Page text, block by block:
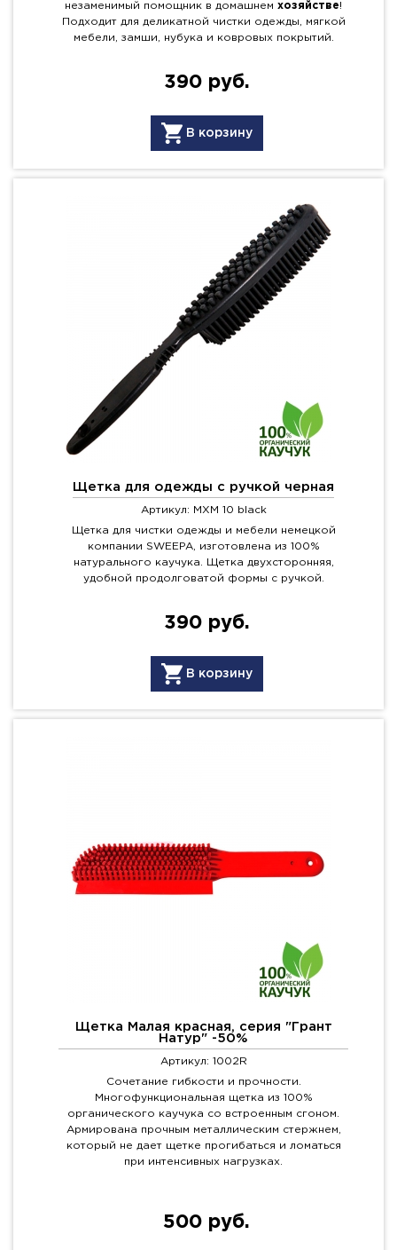
незаменимый помощник в домашнем хозяйстве!
Подходит для деликатной чистки одежды, мягкой
мебели, замши, нубука и ковровых покрытий.
390 руб.
В корзину
Щетка для одежды с ручкой черная
Артикул: MXM 10 black
Щетка для чистки одежды и мебели немецкой
компании SWEEPA, изготовлена из 100%
натурального каучука. Щетка двухсторонняя,
удобной продолговатой формы с ручкой.
390 руб.
В корзину
Щетка Малая красная, серия "Грант
Натур" -50%
Артикул: 1002R
Сочетание гибкости и прочности.
Многофункциональная щетка из 100%
органического каучука со встроенным сгоном.
Армирована прочным металлическим стержнем,
который не дает щетке прогибаться и ломаться
при интенсивных нагрузках.
500 руб.